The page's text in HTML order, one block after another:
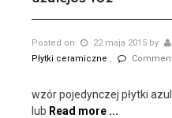
Posted on 22 maja 2015 by
Płytki ceramiczne
wzór pojedynczej płytki
lub Read more ...